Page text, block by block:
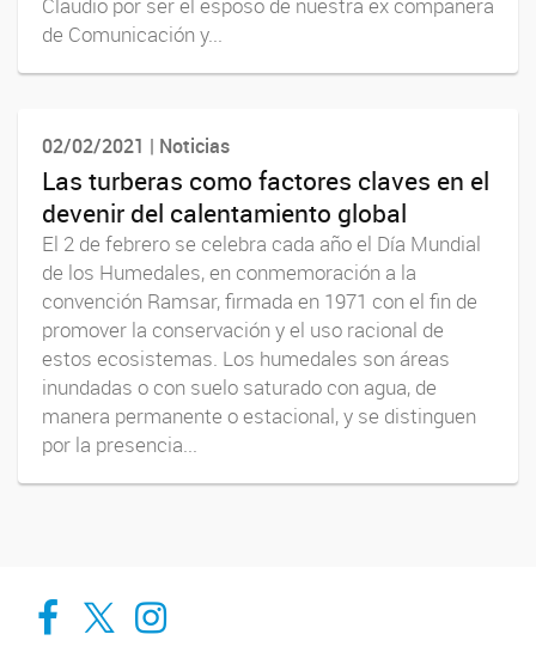
Claudio por ser el esposo de nuestra ex compañera
de Comunicación y...
02/02/2021 | Noticias
Las turberas como factores claves en el
devenir del calentamiento global
El 2 de febrero se celebra cada año el Día Mundial
de los Humedales, en conmemoración a la
convención Ramsar, firmada en 1971 con el fin de
promover la conservación y el uso racional de
estos ecosistemas. Los humedales son áreas
inundadas o con suelo saturado con agua, de
manera permanente o estacional, y se distinguen
por la presencia...
Cadic en RedCADIC Ushuaia
Cadic en Red